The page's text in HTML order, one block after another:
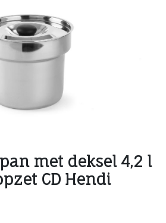
met deksel 4,2 l
CD Hendi